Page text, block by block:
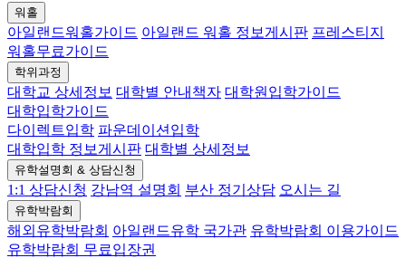
워홀
아일랜드워홀가이드 아일랜드 워홀 정보게시판 프레스티지
워홀무료가이드
학위과정
대학교 상세정보 대학별 안내책자 대학원입학가이드
대학입학가이드
다이렉트입학 파운데이션입학
대학입학 정보게시판 대학별 상세정보
유학설명회 & 상담신청
1:1 상담신청 강남역 설명회 부산 정기상담 오시는 길
유학박람회
해외유학박람회 아일랜드유학 국가관 유학박람회 이용가이드
유학박람회 무료입장권